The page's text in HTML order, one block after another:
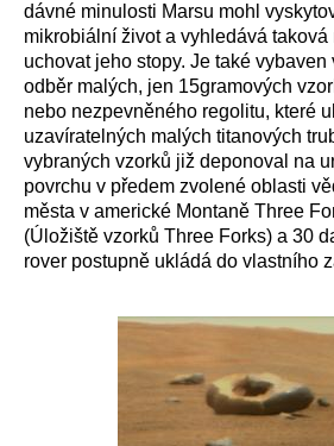
dávné minulosti Marsu mohl
mikrobiální život a vyhledává taková
uchovat jeho stopy. Je také
odběr malých, jen 15gramových
nebo nezpevněného regolitu, které
uzavíratelných malých titanových
vybraných vzorků již deponoval na
povrchu v předem zvolené oblasti
města v americké Montaně Three
(Úložiště vzorků Three Forks) a 30
rover postupně ukládá do vlastního